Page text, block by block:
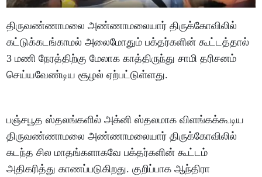
திருவண்ணாமலை அண்ணாமலையார் திருக்கோவிலில்
கட்டுக்கடங்காமல் அலைமோதும் பக்தர்களின் கூட்டத்தால்
3 மணி நேரத்திற்கு மேலாக காத்திருந்து சாமி தரிசனம்
செய்யவேண்டிய சூழல் ஏற்பட்டுள்ளது.
பஞ்சபூத ஸ்தலங்களில் அக்னி ஸ்தலமாக விளங்கக்கூடிய
திருவண்ணாமலை அண்ணாமலையார் திருக்கோவிலில்
கடந்த சில மாதங்களாகவே பக்தர்களின் கூட்டம்
அதிகரித்து காணப்படுகிறது. குறிப்பாக ஆந்திரா